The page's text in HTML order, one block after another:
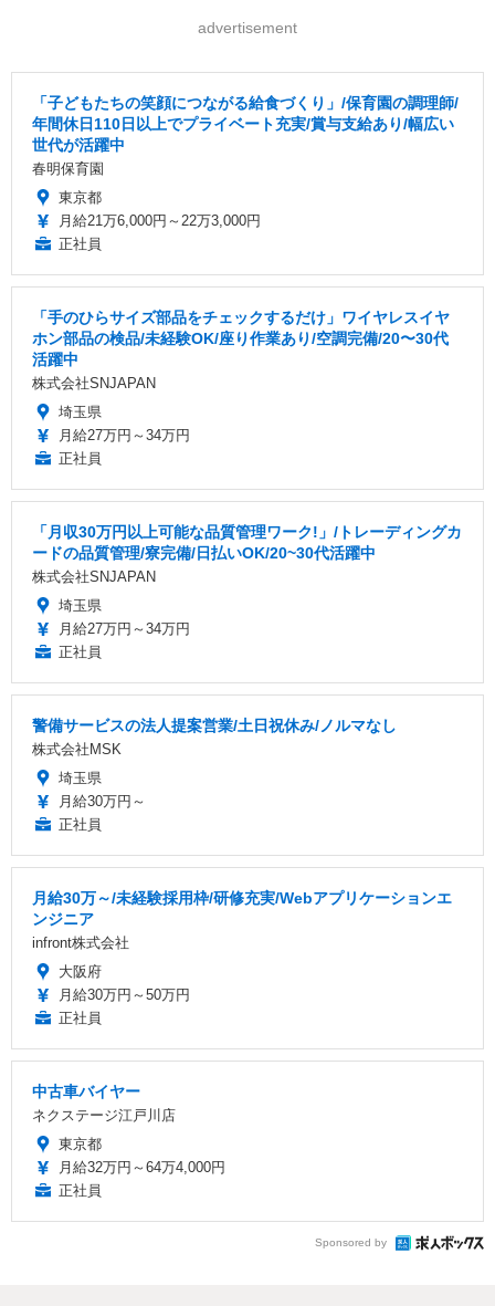
advertisement
「子どもたちの笑顔につながる給食づくり」/保育園の調理師/
年間休日110日以上でプライベート充実/賞与支給あり/幅広い
世代が活躍中
春明保育園
東京都
月給21万6,000円～22万3,000円
正社員
「手のひらサイズ部品をチェックするだけ」ワイヤレスイヤ
ホン部品の検品/未経験OK/座り作業あり/空調完備/20〜30代
活躍中
株式会社SNJAPAN
埼玉県
月給27万円～34万円
正社員
「月収30万円以上可能な品質管理ワーク!」/トレーディングカ
ードの品質管理/寮完備/日払いOK/20~30代活躍中
株式会社SNJAPAN
埼玉県
月給27万円～34万円
正社員
警備サービスの法人提案営業/土日祝休み/ノルマなし
株式会社MSK
埼玉県
月給30万円～
正社員
月給30万～/未経験採用枠/研修充実/Webアプリケーションエ
ンジニア
infront株式会社
大阪府
月給30万円～50万円
正社員
中古車バイヤー
ネクステージ江戸川店
東京都
月給32万円～64万4,000円
正社員
Sponsored by